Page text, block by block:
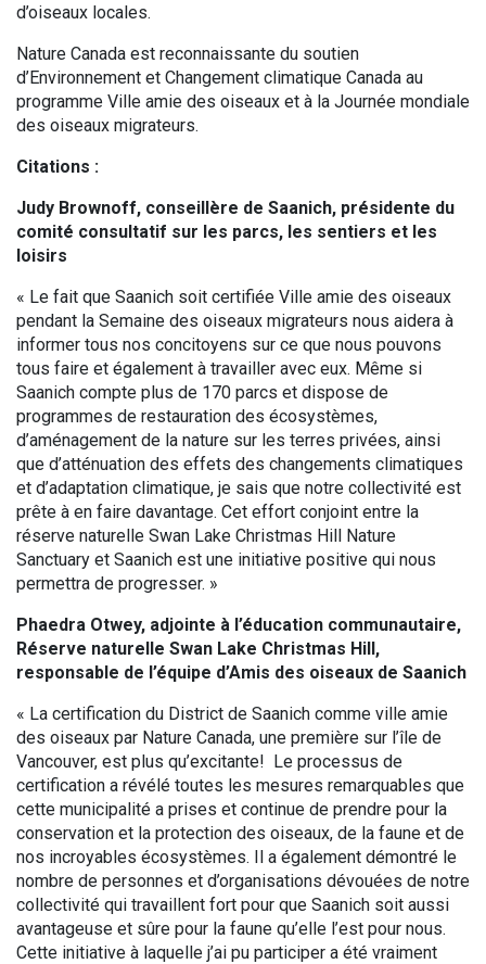
d’oiseaux locales.
Nature Canada est reconnaissante du soutien
d’Environnement et Changement climatique Canada au
programme Ville amie des oiseaux et à la Journée mondiale
des oiseaux migrateurs.
Citations :
Judy Brownoff, conseillère de Saanich, présidente du
comité consultatif sur les parcs, les sentiers et les
loisirs
« Le fait que Saanich soit certifiée Ville amie des oiseaux
pendant la Semaine des oiseaux migrateurs nous aidera à
informer tous nos concitoyens sur ce que nous pouvons
tous faire et également à travailler avec eux. Même si
Saanich compte plus de 170 parcs et dispose de
programmes de restauration des écosystèmes,
d’aménagement de la nature sur les terres privées, ainsi
que d’atténuation des effets des changements climatiques
et d’adaptation climatique, je sais que notre collectivité est
prête à en faire davantage. Cet effort conjoint entre la
réserve naturelle Swan Lake Christmas Hill Nature
Sanctuary et Saanich est une initiative positive qui nous
permettra de progresser. »
Phaedra Otwey, adjointe à l’éducation communautaire,
Réserve naturelle Swan Lake Christmas Hill,
responsable de l’équipe d’Amis des oiseaux de Saanich
« La certification du District de Saanich comme ville amie
des oiseaux par Nature Canada, une première sur l’île de
Vancouver, est plus qu’excitante! Le processus de
certification a révélé toutes les mesures remarquables que
cette municipalité a prises et continue de prendre pour la
conservation et la protection des oiseaux, de la faune et de
nos incroyables écosystèmes. Il a également démontré le
nombre de personnes et d’organisations dévouées de notre
collectivité qui travaillent fort pour que Saanich soit aussi
avantageuse et sûre pour la faune qu’elle l’est pour nous.
Cette initiative à laquelle j’ai pu participer a été vraiment